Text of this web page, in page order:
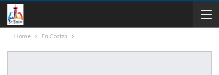
Home En Coatza